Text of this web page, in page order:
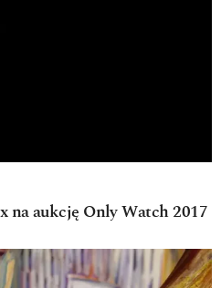
na aukcję Only Watch 2017